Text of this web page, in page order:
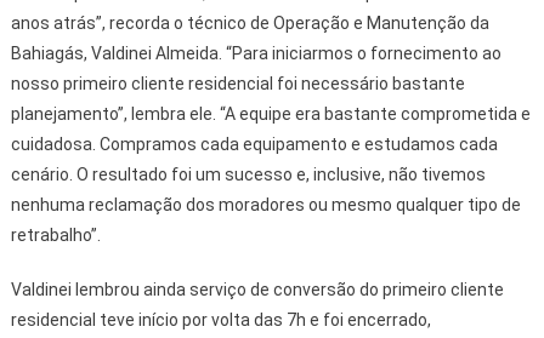
anos atrás”, recorda o técnico de Operação e Manutenção da
Bahiagás, Valdinei Almeida. “Para iniciarmos o fornecimento ao
nosso primeiro cliente residencial foi necessário bastante
planejamento”, lembra ele. “A equipe era bastante comprometida e
cuidadosa. Compramos cada equipamento e estudamos cada
cenário. O resultado foi um sucesso e, inclusive, não tivemos
nenhuma reclamação dos moradores ou mesmo qualquer tipo de
retrabalho”.
Valdinei lembrou ainda serviço de conversão do primeiro cliente
residencial teve início por volta das 7h e foi encerrado,